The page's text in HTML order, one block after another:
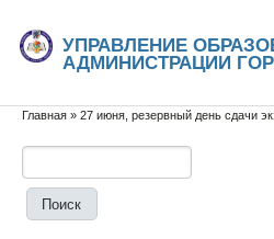
УПРАВЛЕНИЕ
АДМИНИСТРАЦИИ
Вы здесь
Главная » 27 июня, резервный день сдачи